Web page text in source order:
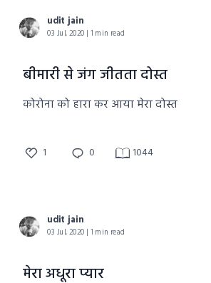
udit jain
03 Jul, 2020 | 1 min read
बीमारी से जंग जीतता दोस्त
कोरोना को हारा कर आया मेरा दोस्त
1 0 1044
udit jain
03 Jul, 2020 | 1 min read
मेरा अधूरा प्यार